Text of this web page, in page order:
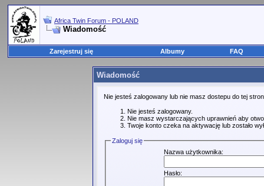
Africa Twin Forum - POLAND
Wiadomość
Zarejestruj się Albumy FAQ
Wiadomość
Nie jesteś zalogowany lub nie masz dostepu do tej
Nie jesteś zalogowany.
Nie masz wystarczających uprawnień aby
Twoje konto czeka na aktywację lub zostało
Zaloguj się
Nazwa użytkownika:
Hasło: